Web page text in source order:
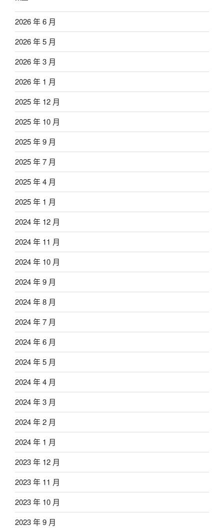
2026 年 6 月
2026 年 5 月
2026 年 3 月
2026 年 1 月
2025 年 12 月
2025 年 10 月
2025 年 9 月
2025 年 7 月
2025 年 4 月
2025 年 1 月
2024 年 12 月
2024 年 11 月
2024 年 10 月
2024 年 9 月
2024 年 8 月
2024 年 7 月
2024 年 6 月
2024 年 5 月
2024 年 4 月
2024 年 3 月
2024 年 2 月
2024 年 1 月
2023 年 12 月
2023 年 11 月
2023 年 10 月
2023 年 9 月